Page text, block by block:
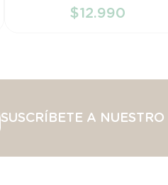
AÑADIR AL CARRITO
$12.990
SUSCRÍBETE A